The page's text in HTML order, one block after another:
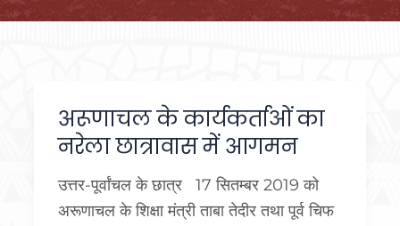
अरूणाचल के कार्यकर्ताओं का
नरेला छात्रावास में आगमन
उत्तर-पूर्वांचल के छात्र 17 सितम्बर 2019 को
अरूणाचल के शिक्षा मंत्री ताबा तेदीर तथा पूर्व चिफ